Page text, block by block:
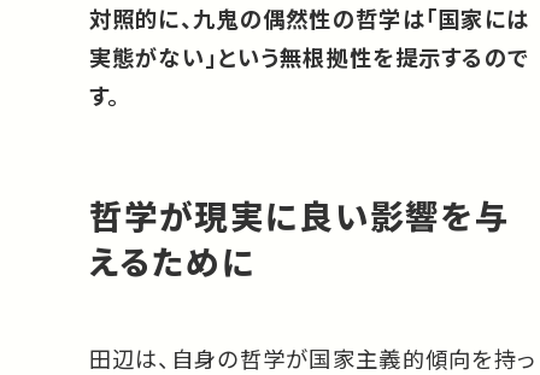
対照的に、九鬼の偶然性の哲学は「国家には
実態がない」という無根拠性を提示するので
す。
哲学が現実に良い影響を与
えるために
田辺は、自身の哲学が国家主義的傾向を持っ